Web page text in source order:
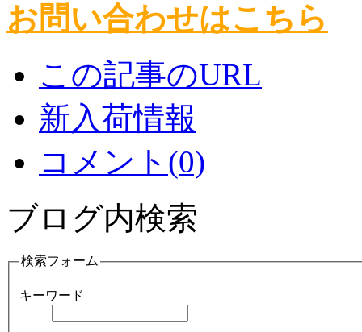
お問い合わせはこちら
この記事のURL
新入荷情報
コメント(0)
ブログ内検索
検索フォーム
キーワード